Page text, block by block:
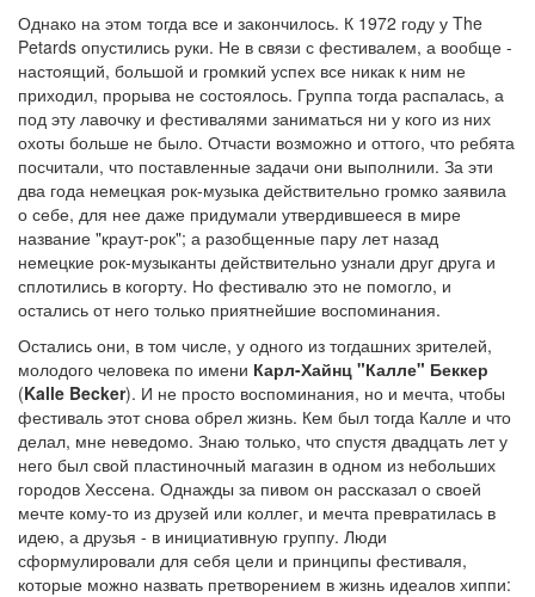
Однако на этом тогда все и закончилось. К 1972 году у The
Petards опустились руки. Не в связи с фестивалем, а вообще -
настоящий, большой и громкий успех все никак к ним не
приходил, прорыва не состоялось. Группа тогда распалась, а
под эту лавочку и фестивалями заниматься ни у кого из них
охоты больше не было. Отчасти возможно и оттого, что ребята
посчитали, что поставленные задачи они выполнили. За эти
два года немецкая рок-музыка действительно громко заявила
о себе, для нее даже придумали утвердившееся в мире
название "краут-рок"; а разобщенные пару лет назад
немецкие рок-музыканты действительно узнали друг друга и
сплотились в когорту. Но фестивалю это не помогло, и
остались от него только приятнейшие воспоминания.
Остались они, в том числе, у одного из тогдашних зрителей,
молодого человека по имени Карл-Хайнц "Калле" Беккер
(Kalle Becker). И не просто воспоминания, но и мечта, чтобы
фестиваль этот снова обрел жизнь. Кем был тогда Калле и что
делал, мне неведомо. Знаю только, что спустя двадцать лет у
него был свой пластиночный магазин в одном из небольших
городов Хессена. Однажды за пивом он рассказал о своей
мечте кому-то из друзей или коллег, и мечта превратилась в
идею, а друзья - в инициативную группу. Люди
сформулировали для себя цели и принципы фестиваля,
которые можно назвать претворением в жизнь идеалов хиппи: